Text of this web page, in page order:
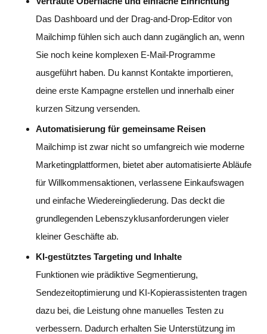
Das Dashboard und der Drag-and-Drop-Editor von
Mailchimp fühlen sich auch dann zugänglich an, wenn
Sie noch keine komplexen E-Mail-Programme
ausgeführt haben. Du kannst Kontakte importieren,
deine erste Kampagne erstellen und innerhalb einer
kurzen Sitzung versenden.
Automatisierung für gemeinsame Reisen
Mailchimp ist zwar nicht so umfangreich wie moderne
Marketingplattformen, bietet aber automatisierte Abläufe
für Willkommensaktionen, verlassene Einkaufswagen
und einfache Wiedereingliederung. Das deckt die
grundlegenden Lebenszyklusanforderungen vieler
kleiner Geschäfte ab.
KI-gestütztes Targeting und Inhalte
Funktionen wie prädiktive Segmentierung,
Sendezeitoptimierung und KI-Kopierassistenten tragen
dazu bei, die Leistung ohne manuelles Testen zu
verbessern. Dadurch erhalten Sie Unterstützung im